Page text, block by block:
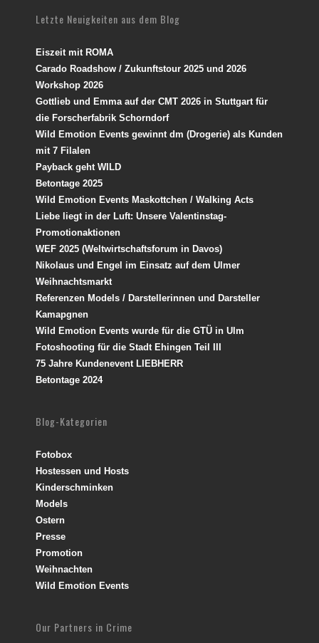
Letzte Neuigkeiten aus dem Blog
Eiszeit mit ROMA
Carado Roadshow / Zukunftstour 2025 und 2026
Workshop 2026
Gottlieb und Emma auf der CMT 2026 in Stuttgart für
die Forscherfabrik Schorndorf
Wild Emotion Events gewinnt dm (Drogerie) als Kunden
mit 7 Filalen
Payback geht WILD
Betontage 2025
Wild Emotion Events Maskottchen / Walking Acts
Liebe liegt in der Luft: Unsere Valentinstag-
Promotionaktionen
WEF 2025 (Weltwirtschaftsforum in Davos)
Nikolaus und Engel im Einsatz auf dem Ulmer
Weihnachtsmarkt
Referenzen Models / Darstellerinnen und Darsteller
Kamapgnen
Wild Emotion Events wurde für die GTÜ in Ulm
Fotoshooting für die Stadt Ehingen Teil III
75 Jahre Kundenevent LIEBHERR
Betontage 2024
Blog-Kategorien
Fotobox
Hostessen und Hosts
Kinderschminken
Models
Ostern
Presse
Promotion
Weihnachten
Wild Emotion Events
Our Partners in Crime